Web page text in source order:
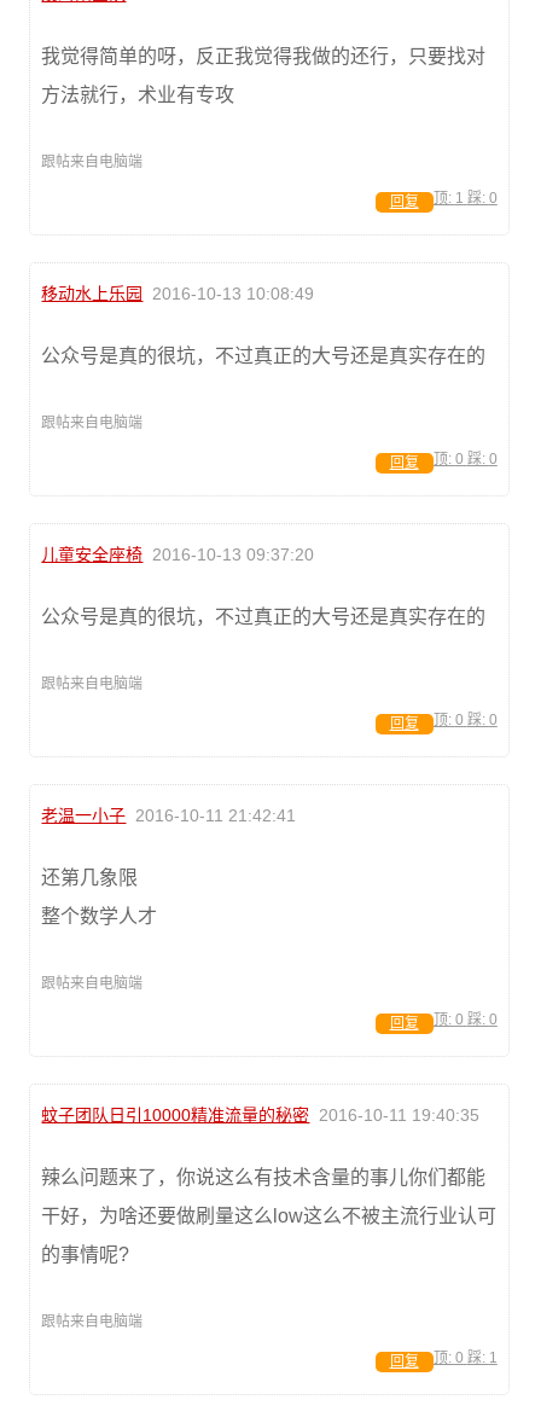
我觉得简单的呀，反正我觉得我做的还行，只要找对
方法就行，术业有专攻
跟帖来自电脑端
顶: 1 踩: 0
回复
移动水上乐园 2016-10-13 10:08:49
公众号是真的很坑，不过真正的大号还是真实存在的
跟帖来自电脑端
顶: 0 踩: 0
回复
儿童安全座椅 2016-10-13 09:37:20
公众号是真的很坑，不过真正的大号还是真实存在的
跟帖来自电脑端
顶: 0 踩: 0
回复
老温一小子 2016-10-11 21:42:41
还第几象限
整个数学人才
跟帖来自电脑端
顶: 0 踩: 0
回复
蚊子团队日引10000精准流量的秘密 2016-10-11 19:40:35
辣么问题来了，你说这么有技术含量的事儿你们都能
干好，为啥还要做刷量这么low这么不被主流行业认可
的事情呢?
跟帖来自电脑端
顶: 0 踩: 1
回复